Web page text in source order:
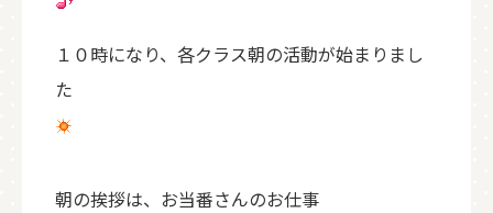
１０時になり、各クラス朝の活動が始まりまし
た
朝の挨拶は、お当番さんのお仕事